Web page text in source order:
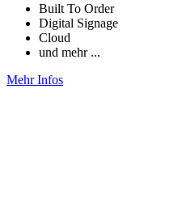
Built To Order
Digital Signage
Cloud
und mehr ...
Mehr Infos